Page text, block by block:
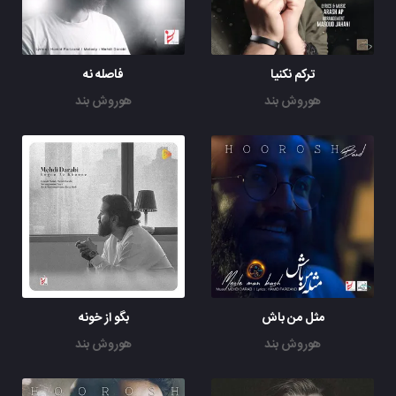
ترکم نکنیا
هوروش بند
فاصله نه
هوروش بند
مثل من باش
هوروش بند
بگو از خونه
هوروش بند